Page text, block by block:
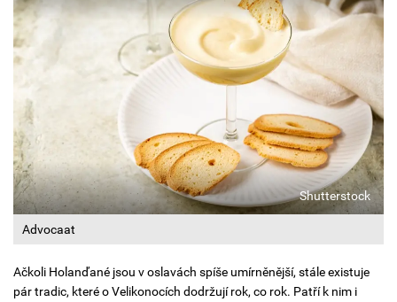
Advocaat
Shutterstock
Ačkoli Holanďané jsou v oslavách spíše umírněnější, stále existuje
pár tradic, které o Velikonocích dodržují rok, co rok. Patří k nim i